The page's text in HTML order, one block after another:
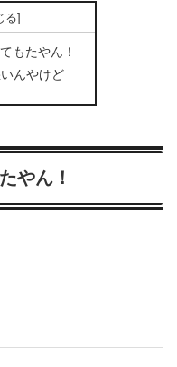
もたやん！
んやけど
やん！